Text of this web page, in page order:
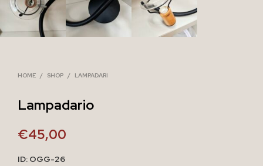
HOME / SHOP / LAMPADARI
Lampadario
€45,00
ID: OGG-26